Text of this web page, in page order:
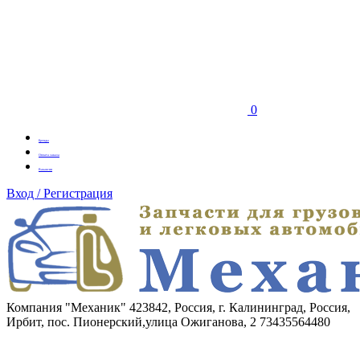
0
Бренды
Оплата заказа
Вакансии
Вход / Регистрация
Компания "Механик" 423842, Россия, г. Калининград, Россия,
Ирбит, пос. Пионерский,улица Ожиганова, 2 73435564480